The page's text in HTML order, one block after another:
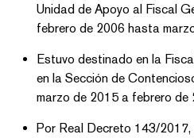
Unidad de Apoyo al Fiscal
febrero de 2006 hasta
Estuvo destinado en la
en la Sección de
marzo de 2015 a febrero de
Por Real Decreto 143/